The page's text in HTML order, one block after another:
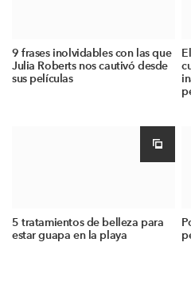
9 frases inolvidables con las que
Julia Roberts nos cautivó desde
sus películas
5 tratamientos de belleza para
estar guapa en la playa